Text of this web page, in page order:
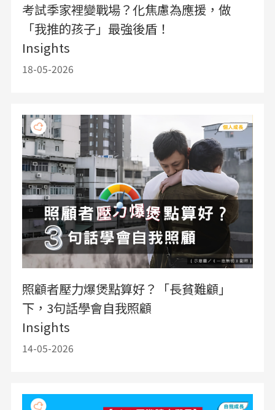
考試季家裡變戰場？化焦慮為應援，做
「我推的孩子」最強後盾！
Insights
18-05-2026
照顧者壓力爆煲點算好？「長貧難顧」
下，3句話學會自我照顧
Insights
14-05-2026